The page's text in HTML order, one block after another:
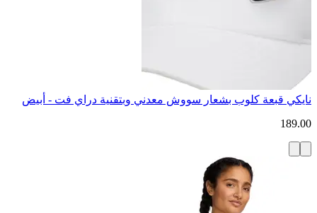
نايكي قبعة كلوب بشعار سووش معدني وبتقنية دراي فت - أبيض
189.00